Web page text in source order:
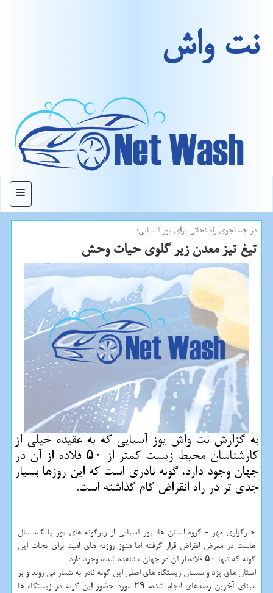
نت واش
منو
در جستجوی راه نجاتی برای یوز آسیایی؛
تیغ تیز معدن زیر گلوی حیات وحش
به گزارش نت واش یوز آسیایی كه به عقیده خیلی از
كارشناسان محیط زیست كمتر از ۵۰ قلاده از آن در
جهان وجود دارد، گونه نادری است كه این روزها بسیار
جدی تر در راه انقراض گام گذاشته است.
خبرگزاری مهر - گروه استان ها: یوز آسیایی از زیرگونه های یوز پلنگ، سال
هاست در معرض انقراض قرار گرفته اما هنوز روزنه های امید برای نجات این
گونه که تنها ۵۰ قلاده از آن در جهان مشاهده شده، وجود دارد.
استان های یزد و سمنان زیستگاه های اصلی این گونه نادر به شمار می روند و بر
مبنای آخرین رصدهای انجام شده، ۲۹ مورد حضور این گونه در زیستگاه ها